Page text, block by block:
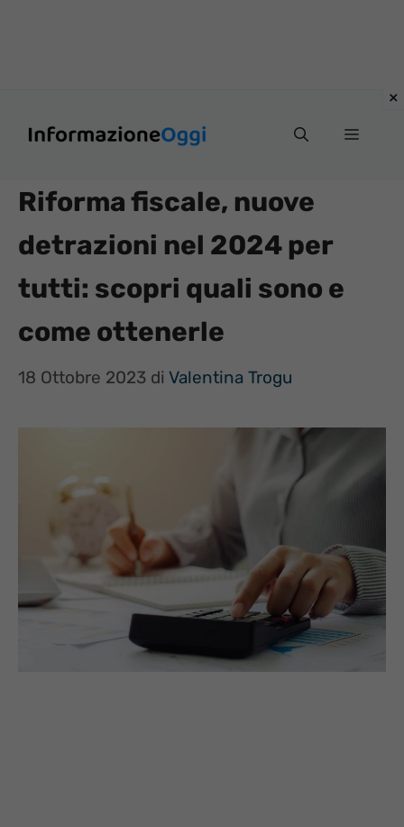
Menu
Riforma fiscale, nuove
detrazioni nel 2024 per
tutti: scopri quali sono e
come ottenerle
18 Ottobre 2023 di Valentina Trogu